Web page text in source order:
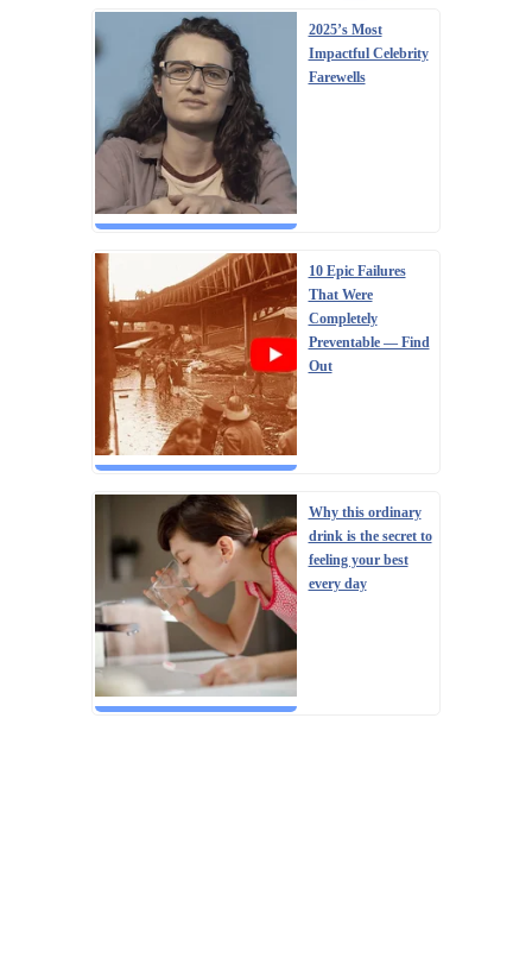
2025’s Most
Impactful Celebrity
Farewells
10 Epic Failures
That Were
Completely
Preventable — Find
Out
Why this ordinary
drink is the secret to
feeling your best
every day